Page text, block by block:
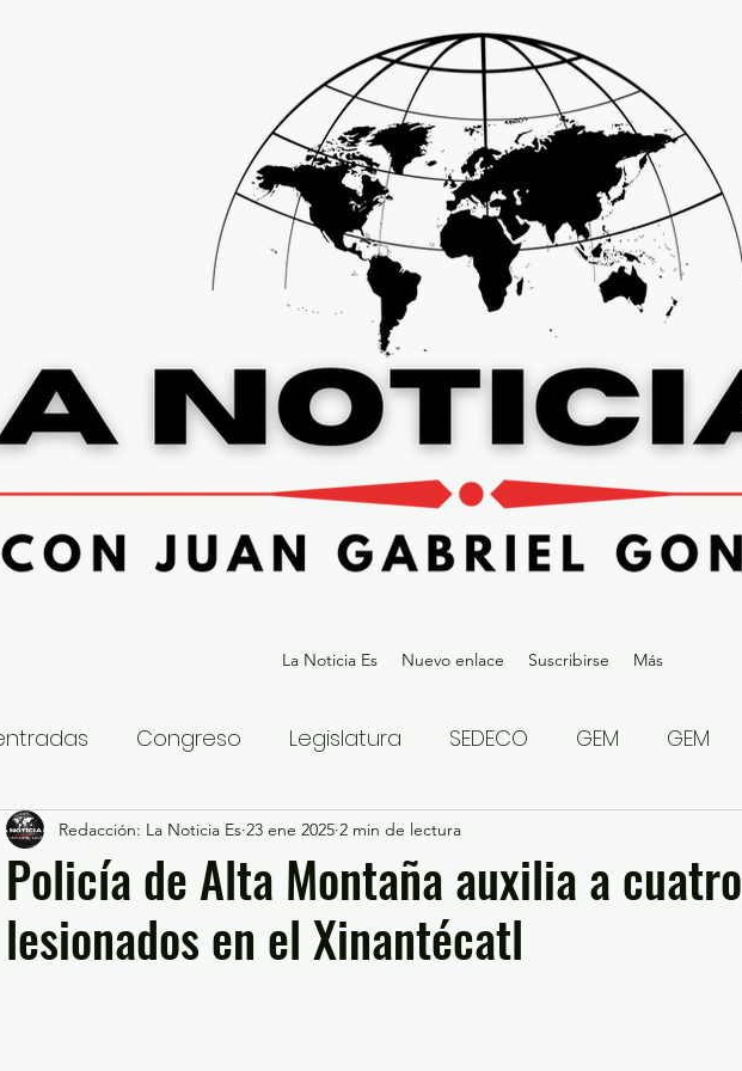
La Noticia Es Nuevo enlace Suscribirse Más
Congreso Legislatura SEDECO GEM GEM
Nacional Estatal Gubernatura Edoméx 2023
y Cultura Seguridad y Justicia Denuncia Ciudadana
Policía de Alta Montaña auxilia a cuatro
lesionados en el Xinantécatl
Redacción: La Noticia Es 23 ene 2025 2 min de lectura